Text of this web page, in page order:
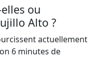
ou
Alto ?
actuellement
6 minutes de